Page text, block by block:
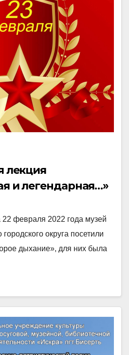
лекция
и легендарная…»
22 февраля 2022 года музей
округа посетили
дыхание», для них была